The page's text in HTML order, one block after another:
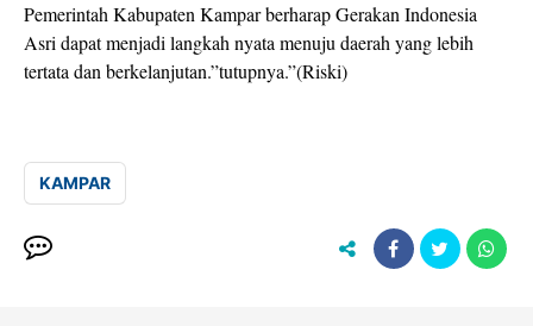
Pemerintah Kabupaten Kampar berharap Gerakan Indonesia
Asri dapat menjadi langkah nyata menuju daerah yang lebih
tertata dan berkelanjutan.”tutupnya.”(Riski)
KAMPAR